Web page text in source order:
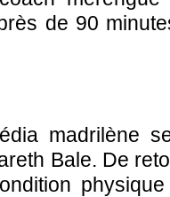
de 90
madrilène
Bale. De